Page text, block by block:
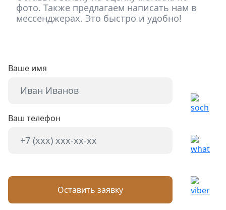
фото. Также предлагаем написать нам в
мессенджерах. Это быстро и удобно!
Ваше имя
Ваш телефон
Оставить заявку